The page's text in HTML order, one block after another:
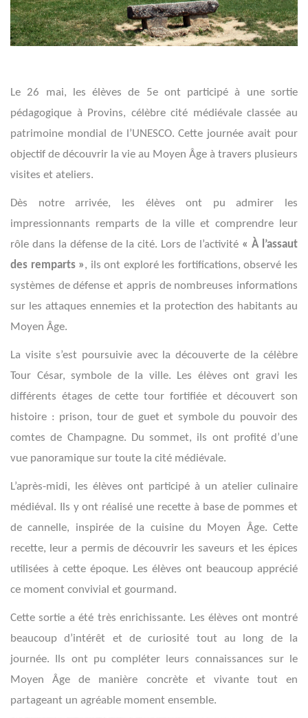
Le 26 mai, les élèves de 5e ont participé à une sortie
pédagogique à Provins, célèbre cité médiévale classée au
patrimoine mondial de l’UNESCO. Cette journée avait pour
objectif de découvrir la vie au Moyen Âge à travers plusieurs
visites et ateliers.
Dès notre arrivée, les élèves ont pu admirer les
impressionnants remparts de la ville et comprendre leur
rôle dans la défense de la cité. Lors de l’activité « À l’assaut
des remparts », ils ont exploré les fortifications, observé les
systèmes de défense et appris de nombreuses informations
sur les attaques ennemies et la protection des habitants au
Moyen Âge.
La visite s’est poursuivie avec la découverte de la célèbre
Tour César, symbole de la ville. Les élèves ont gravi les
différents étages de cette tour fortifiée et découvert son
histoire : prison, tour de guet et symbole du pouvoir des
comtes de Champagne. Du sommet, ils ont profité d’une
vue panoramique sur toute la cité médiévale.
L’après-midi, les élèves ont participé à un atelier culinaire
médiéval. Ils y ont réalisé une recette à base de pommes et
de cannelle, inspirée de la cuisine du Moyen Âge. Cette
recette, leur a permis de découvrir les saveurs et les épices
utilisées à cette époque. Les élèves ont beaucoup apprécié
ce moment convivial et gourmand.
Cette sortie a été très enrichissante. Les élèves ont montré
beaucoup d’intérêt et de curiosité tout au long de la
journée. Ils ont pu compléter leurs connaissances sur le
Moyen Âge de manière concrète et vivante tout en
partageant un agréable moment ensemble.